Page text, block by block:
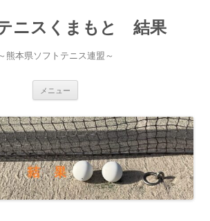
ニスくまもと 結果
～熊本県ソフトテニス連盟～
メニュー
ン
ツ
へ
ス
キ
ッ
プ